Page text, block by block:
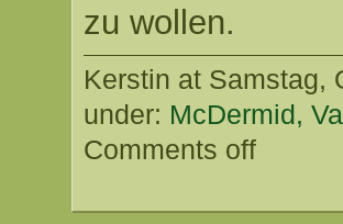
zu wollen.
Kerstin at Samstag,
under: McDermid,
Comments off